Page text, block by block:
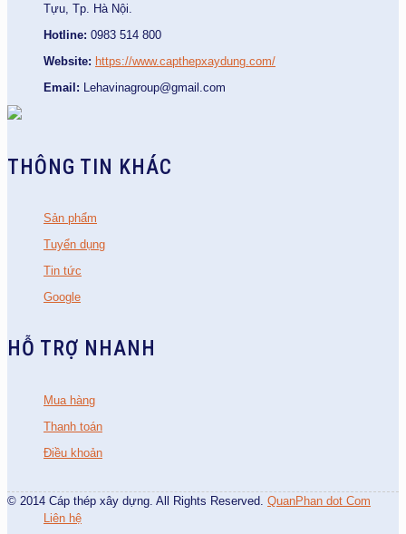
Tựu, Tp. Hà Nội.
Hotline: 0983 514 800
Website: https://www.capthepxaydung.com/
Email: Lehavinagroup@gmail.com
THÔNG TIN KHÁC
Sản phẩm
Tuyển dụng
Tin tức
Google
HỖ TRỢ NHANH
Mua hàng
Thanh toán
Điều khoản
© 2014 Cáp thép xây dựng. All Rights Reserved. QuanPhan dot Com
Liên hệ